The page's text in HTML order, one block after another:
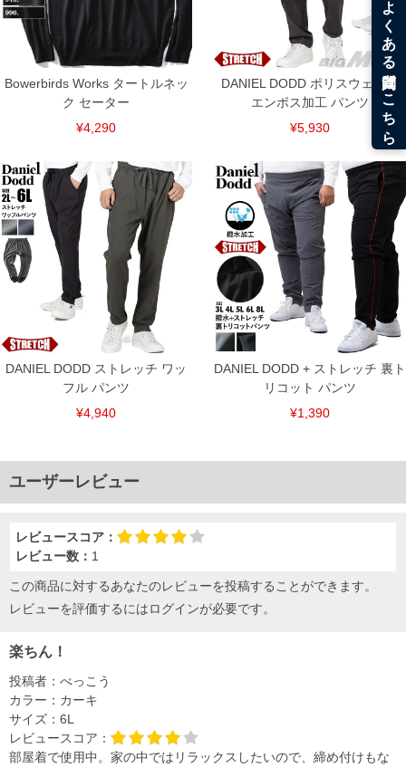
Bowerbirds Works タートルネッ
ク セーター
¥4,290
DANIEL DODD ポリスウェード
エンボス加工 パンツ
¥5,930
DANIEL DODD ストレッチ ワッ
フル パンツ
¥4,940
DANIEL DODD + ストレッチ 裏ト
リコット パンツ
¥1,390
ユーザーレビュー
レビュースコア：
レビュー数： 1
この商品に対するあなたのレビューを投稿することができます。
レビューを評価するにはログインが必要です。
楽ちん！
投稿者： べっこう
カラー： カーキ
サイズ： 6L
レビュースコア：
部屋着で使用中。家の中ではリラックスしたいので、締め付けもな